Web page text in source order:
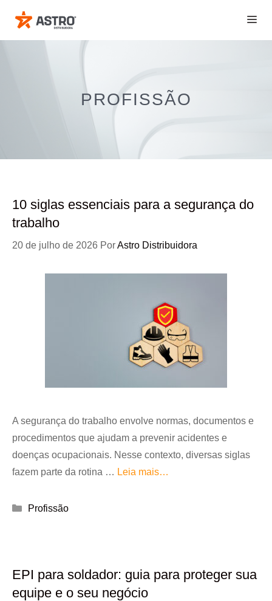
para
o
PROFISSÃO
10 siglas essenciais para a segurança do
trabalho
20 de julho de 2026 PorAstro Distribuidora
A segurança do trabalho envolve normas, documentos e
procedimentos que ajudam a prevenir acidentes e
doenças ocupacionais. Nesse contexto, diversas siglas
fazem parte da rotina … Leia mais…
Categorias
Profissão
EPI para soldador: guia para proteger sua
equipe e o seu negócio